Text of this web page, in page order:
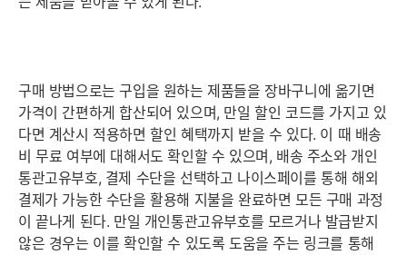
구매 방법으로는 구입을 원하는 제품들을 장바구니에 옮기면
가격이 간편하게 합산되어 있으며, 만일 할인 코드를 가지고 있
다면 계산시 적용하면 할인 혜택까지 받을 수 있다. 이 때 배송
비 무료 여부에 대해서도 확인할 수 있으며, 배송 주소와 개인
통관고유부호, 결제 수단을 선택하고 나이스페이를 통해 해외
결제가 가능한 수단을 활용해 지불을 완료하면 모든 구매 과정
이 끝나게 된다. 만일 개인통관고유부호를 모르거나 발급받지
않은 경우는 이를 확인할 수 있도록 도움을 주는 링크를 통해